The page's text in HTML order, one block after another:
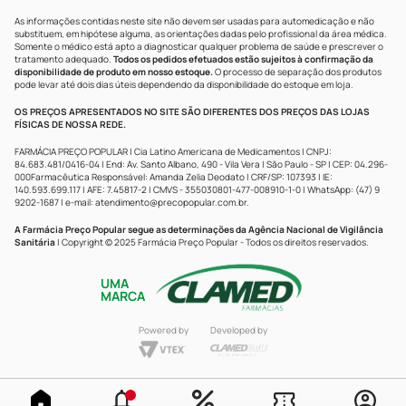
As informações contidas neste site não devem ser usadas para automedicação e não
substituem, em hipótese alguma, as orientações dadas pelo profissional da área médica.
Somente o médico está apto a diagnosticar qualquer problema de saúde e prescrever o
tratamento adequado. Todos os pedidos efetuados estão sujeitos à confirmação da
disponibilidade de produto em nosso estoque.O processo de separação dos produtos
pode levar até dois dias úteis dependendo da disponibilidade do estoque em loja.
OS PREÇOS APRESENTADOS NO SITE SÃO DIFERENTES DOS PREÇOS DAS LOJAS
FÍSICAS DE NOSSA REDE.
FARMÁCIA PREÇO POPULAR | Cia Latino Americana de Medicamentos | CNPJ:
84.683.481/0416-04 | End: Av. Santo Albano, 490 - Vila Vera | São Paulo - SP | CEP: 04.296-
000Farmacêutica Responsável: Amanda Zelia Deodato | CRF/SP: 107393 | IE:
140.593.699.117 | AFE: 7.45817-2 | CMVS - 355030801-477-008910-1-0 | WhatsApp: (47) 9
9202-1687 | e-mail: atendimento@precopopular.com.br.
A Farmácia Preço Popular segue as determinações da Agência Nacional de Vigilância
Sanitária | Copyright © 2025 Farmácia Preço Popular - Todos os direitos reservados.
UMA
MARCA
Powered by Developed by